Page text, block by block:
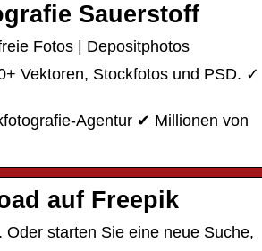
Sauerstoff
Fotos | Depositphotos
Vektoren, Stockfotos und PSD. ✓
Agentur ✔ Millionen von
auf Freepik
starten Sie eine neue Suche,